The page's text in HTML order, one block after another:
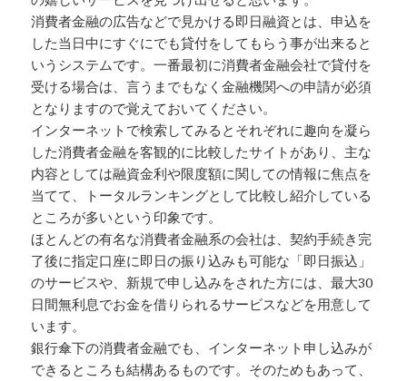
消費者金融の広告などで見かける即日融資とは、申込を
した当日中にすぐにでも貸付をしてもらう事が出来ると
いうシステムです。一番最初に消費者金融会社で貸付を
受ける場合は、言うまでもなく金融機関への申請が必須
となりますので覚えておいてください。
インターネットで検索してみるとそれぞれに趣向を凝ら
した消費者金融を客観的に比較したサイトがあり、主な
内容としては融資金利や限度額に関しての情報に焦点を
当てて、トータルランキングとして比較し紹介している
ところが多いという印象です。
ほとんどの有名な消費者金融系の会社は、契約手続き完
了後に指定口座に即日の振り込みも可能な「即日振込」
のサービスや、新規で申し込みをされた方には、最大30
日間無利息でお金を借りられるサービスなどを用意して
います。
銀行傘下の消費者金融でも、インターネット申し込みが
できるところも結構あるものです。そのためもあって、